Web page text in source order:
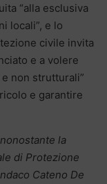
“alla esclusiva
locali”, e lo
civile invita
e a volere
non strutturali”
e garantire
la
di Protezione
Cateno De